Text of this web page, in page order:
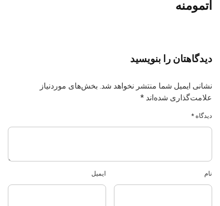
آتمومنه
دیدگاهتان را بنویسید
نشانی ایمیل شما منتشر نخواهد شد. بخش‌های موردنیاز
علامت‌گذاری شده‌اند *
دیدگاه *
نام ایمیل